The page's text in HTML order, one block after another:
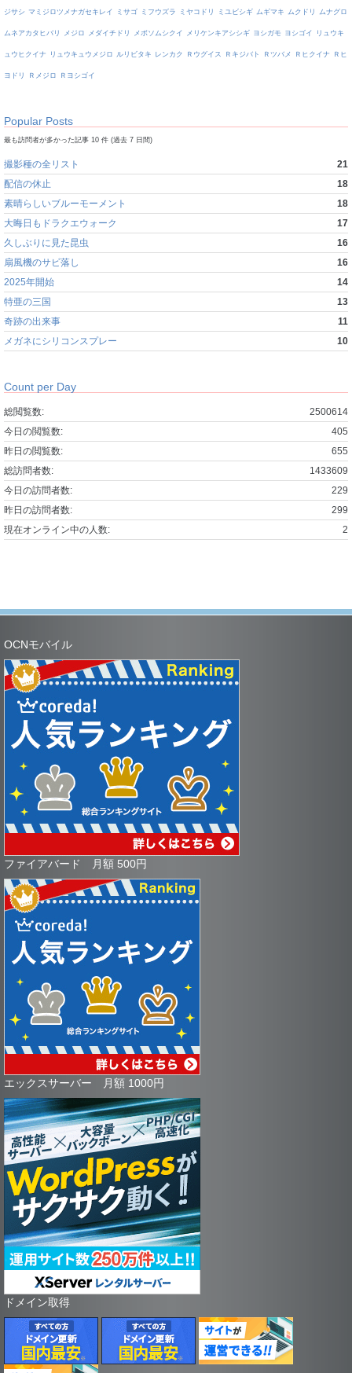
ジサシ マミジロツメナガセキレイ ミサゴ ミフウズラ ミヤコドリ ミユビシギ ムギマキ ムクドリ ムナグロ
ムネアカタヒバリ メジロ メダイチドリ メボソムシクイ メリケンキアシシギ ヨシガモ ヨシゴイ リュウキ
ュウヒクイナ リュウキュウメジロ ルリビタキ レンカク Ｒウグイス Ｒキジバト Ｒツバメ Ｒヒクイナ Ｒヒ
ヨドリ Ｒメジロ Ｒヨシゴイ
Popular Posts
最も訪問者が多かった記事 10 件 (過去 7 日間)
撮影種の全リスト
21
配信の休止
18
素晴らしいブルーモーメント
18
大晦日もドラクエウォーク
17
久しぶりに見た昆虫
16
扇風機のサビ落し
16
2025年開始
14
特亜の三国
13
奇跡の出来事
11
メガネにシリコンスプレー
10
Count per Day
2500614
総閲覧数:
405
今日の閲覧数:
655
昨日の閲覧数:
1433609
総訪問者数:
229
今日の訪問者数:
299
昨日の訪問者数:
2
現在オンライン中の人数:
OCNモバイル
ファイアバード 月額 500円
エックスサーバー 月額 1000円
ドメイン取得